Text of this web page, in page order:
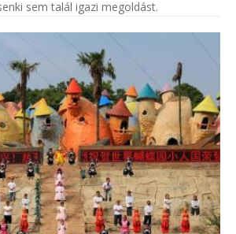
sem talál igazi megoldást.